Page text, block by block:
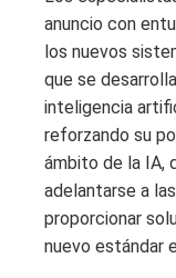
anuncio con
los nuevos
que se
inteligencia
reforzando su
ámbito de la IA,
adelantarse a
proporcionar
nuevo estándar